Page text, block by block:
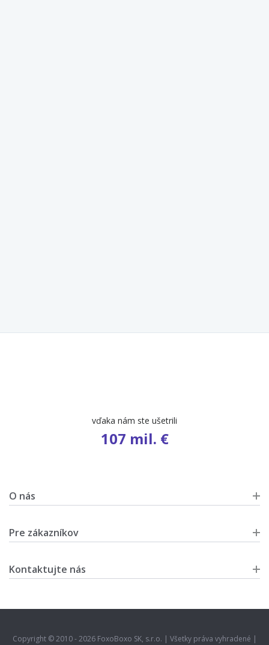
vďaka nám ste ušetrili
107 mil. €
O nás
Pre zákazníkov
Kontaktujte nás
Copyright © 2010 - 2026 FoxoBoxo SK, s.r.o. | Všetky práva vyhradené |